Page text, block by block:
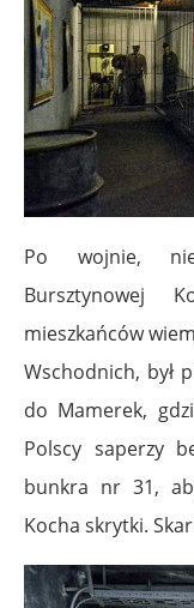
Po wojnie,
Bursztynowej
mieszkańców
Wschodnich, był
do Mamerek,
Polscy saperzy
bunkra nr 31,
Kocha skrytki.